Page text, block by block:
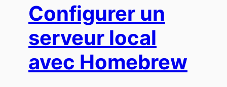
Configurer un
serveur local
avec Homebrew